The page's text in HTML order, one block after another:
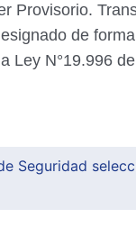
Provisorio.
de
Ley N°19.996
Seguridad